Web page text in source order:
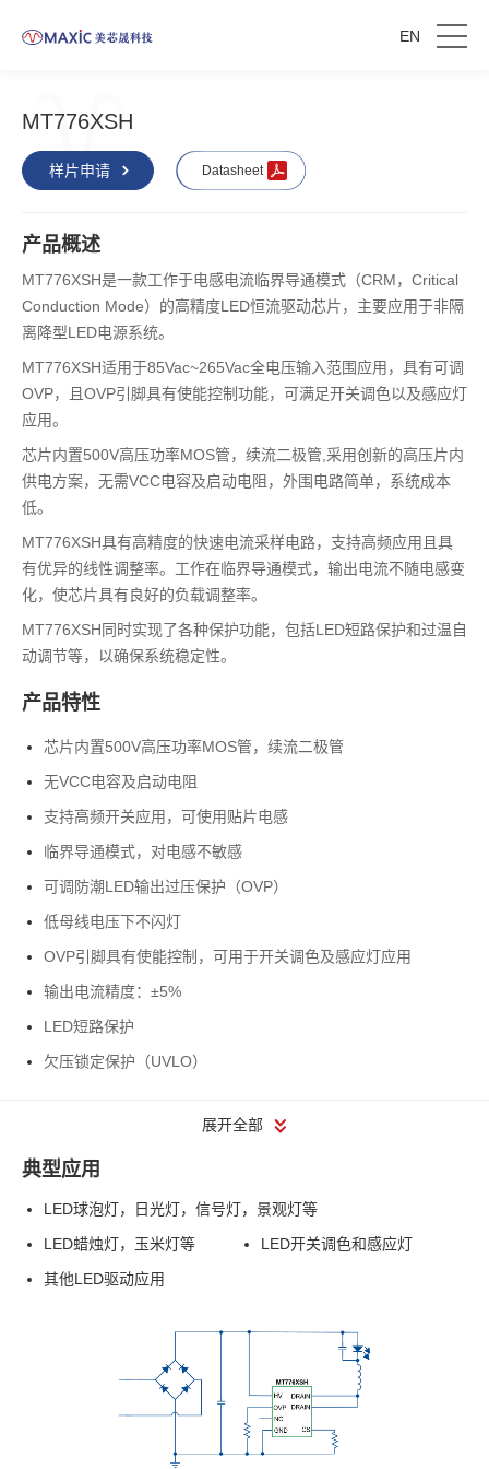
EN
MT776XSH
样片申请 Datasheet
产品概述
MT776XSH是一款工作于电感电流临界导通模式（CRM，Critical
Conduction Mode）的高精度LED恒流驱动芯片，主要应用于非隔
离降型LED电源系统。
MT776XSH适用于85Vac~265Vac全电压输入范围应用，具有可调
OVP，且OVP引脚具有使能控制功能，可满足开关调色以及感应灯
应用。
芯片内置500V高压功率MOS管，续流二极管,采用创新的高压片内
供电方案，无需VCC电容及启动电阻，外围电路简单，系统成本
低。
MT776XSH具有高精度的快速电流采样电路，支持高频应用且具
有优异的线性调整率。工作在临界导通模式，输出电流不随电感变
化，使芯片具有良好的负载调整率。
MT776XSH同时实现了各种保护功能，包括LED短路保护和过温自
动调节等，以确保系统稳定性。
产品特性
芯片内置500V高压功率MOS管，续流二极管
无VCC电容及启动电阻
支持高频开关应用，可使用贴片电感
临界导通模式，对电感不敏感
可调防潮LED输出过压保护（OVP）
低母线电压下不闪灯
OVP引脚具有使能控制，可用于开关调色及感应灯应用
输出电流精度：±5%
LED短路保护
欠压锁定保护（UVLO）
展开全部
典型应用
LED球泡灯，日光灯，信号灯，景观灯等
LED蜡烛灯，玉米灯等
LED开关调色和感应灯
其他LED驱动应用